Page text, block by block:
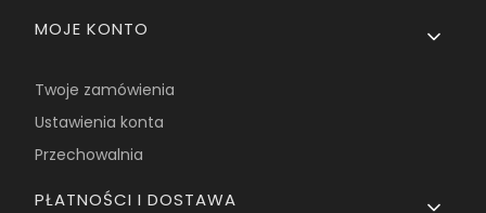
MOJE KONTO
Twoje zamówienia
Ustawienia konta
Przechowalnia
PŁATNOŚCI I DOSTAWA